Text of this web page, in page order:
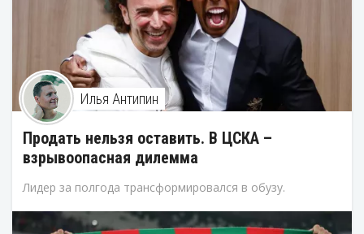
Илья Антипин
Продать нельзя оставить. В ЦСКА –
взрывоопасная дилемма
Лидер за полгода трансформировался в обузу.